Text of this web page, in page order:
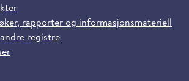
rapporter og informasjonsmateriell
registre